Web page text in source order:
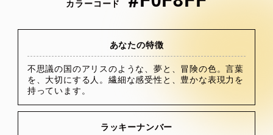
カラーコード
あなたの特徴
不思議の国のアリスのような、夢と、冒険の色。言葉
を、大切にする人。繊細な感受性と、豊かな表現力を
持っています。
ラッキーナンバー